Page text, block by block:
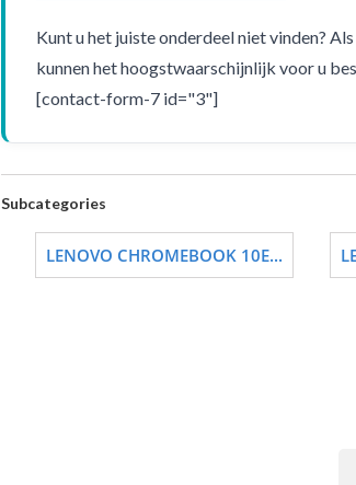
Kunt u het juiste onderdeel niet vinden?
kunnen het hoogstwaarschijnlijk voor u
[contact-form-7 id="3"]
Subcategories
LENOVO CHROMEBOOK 10E...